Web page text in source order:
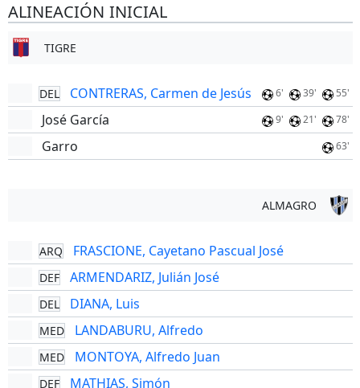
ALINEACIÓN INICIAL
TIGRE
DEL CONTRERAS, Carmen de Jesús 6' 39' 55'
José García 9' 21' 78'
Garro 63'
ALMAGRO
ARQ FRASCIONE, Cayetano Pascual José
DEF ARMENDARIZ, Julián José
DEL DIANA, Luis
MED LANDABURU, Alfredo
MED MONTOYA, Alfredo Juan
DEF MATHIAS, Simón